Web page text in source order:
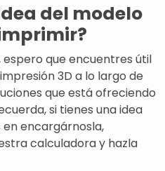
del modelo
que encuentres útil
3D a lo largo de
que está ofreciendo
si tienes una idea
en encargárnosla,
calculadora y hazla